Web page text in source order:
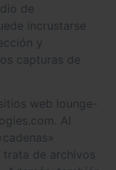
de
incrustarse
y
capturas de
web lounge-
Al
trata de archivos